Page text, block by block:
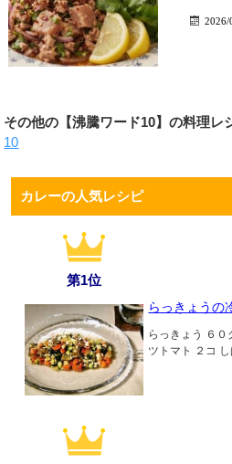
2026/
その他の【沸騰ワード10】の料理レ
10
カレーの人気レシピ
第1位
らっきょうの
らっきょう ６０
ツトマト ２コ し